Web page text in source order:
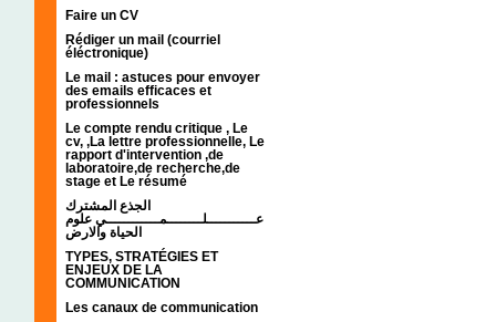
Faire un CV
Rédiger un mail (courriel
éléctronique)
Le mail : astuces pour envoyer
des emails efficaces et
professionnels
Le compte rendu critique , Le
cv, ,La lettre professionnelle, Le
rapport d'intervention ,de
laboratoire,de recherche,de
stage et Le résumé
الجذع المشترك
عـــــــــــلــــــــمــــــــــــي علوم
الحياة والارض
TYPES, STRATÉGIES ET
ENJEUX DE LA
COMMUNICATION
Les canaux de communication